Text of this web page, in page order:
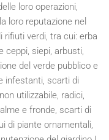
loro operazioni,
loro reputazione nel
verdi, tra cui: erba
ceppi, siepi, arbusti,
del verde pubblico e
infestanti, scarti di
utilizzabile, radici,
e fronde, scarti di
di piante ornamentali,